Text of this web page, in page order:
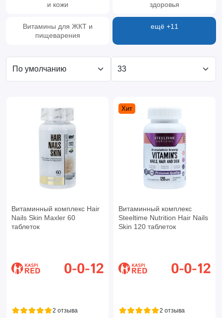
и кожи
здоровья
Витамины для ЖКТ и
пищеварения
ещё +11
Витаминный комплекс Hair
Nails Skin Maxler 60
таблеток
2 отзыва
Хит
Витаминный комплекс
Steeltime Nutrition Hair Nails
Skin 120 таблеток
2 отзыва